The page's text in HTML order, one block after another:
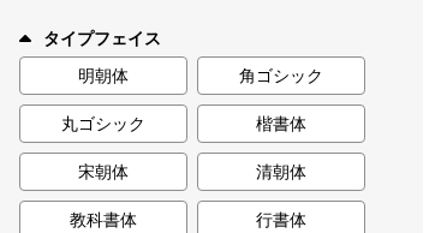
カート 0
マイページ
タイプフェイス
明朝体
角ゴシック
丸ゴシック 楷書体
宋朝体 清朝体
教科書体 行書体